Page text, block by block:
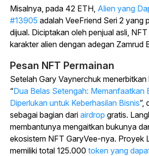
Misalnya, pada 42 ETH, Alien yang
#13905 adalah VeeFriend Seri 2 yang
dijual. Diciptakan oleh penjual asli, NFT
karakter alien dengan adegan Zamrud
Pesan NFT Permainan
Setelah Gary Vaynerchuk
“Dua Belas Setengah: Memanfaatkan
Diperlukan untuk Keberhasilan Bisnis”,
sebagai bagian dari airdrop gratis.
membantunya mengaitkan bukunya
ekosistem NFT GaryVee-nya. Proyek
memiliki total 125.000 token yang